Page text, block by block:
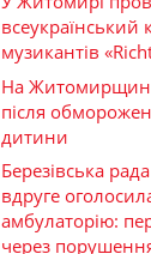
музикантів
На
після
дитини
Березівська
вдруге
амбулаторію:
через